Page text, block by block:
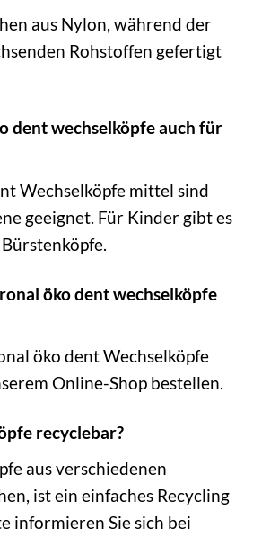
aus Nylon, während der
Rohstoffen gefertigt
dent wechselköpfe auch für
Wechselköpfe mittel sind
geeignet. Für Kinder gibt es
öko dent wechselköpfe
öko dent Wechselköpfe
Online-Shop bestellen.
recyclebar?
aus verschiedenen
ist ein einfaches Recycling
informieren Sie sich bei